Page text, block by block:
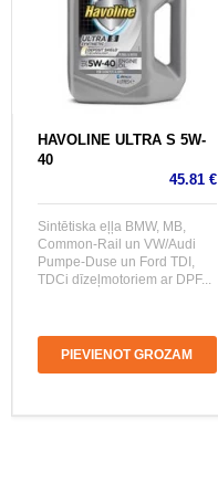
HAVOLINE ULTRA S 5W-
40
45.81 €
Sintētiska eļļa BMW, MB,
Common-Rail un VW/Audi
Pumpe-Duse un Ford TDI,
TDCi dīzeļmotoriem ar DPF...
PIEVIENOT GROZAM